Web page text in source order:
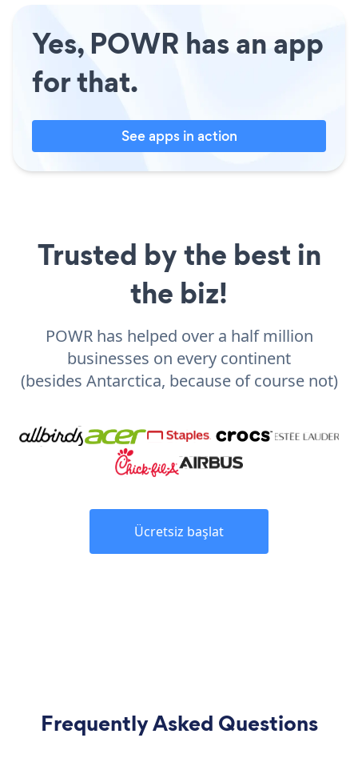
Yes, POWR has an app
for that.
See apps in action
Trusted by the best in
the biz!
POWR has helped over a half million
businesses on every continent
(besides Antarctica, because of course not)
Ücretsiz başlat
Frequently Asked Questions